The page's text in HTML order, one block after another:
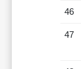
46
47